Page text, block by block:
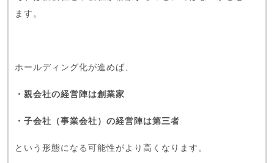
ます。
ホールディング化が進めば、
・親会社の経営陣は創業家
・子会社（事業会社）の経営陣は第三者
という形態になる可能性がより高くなります。